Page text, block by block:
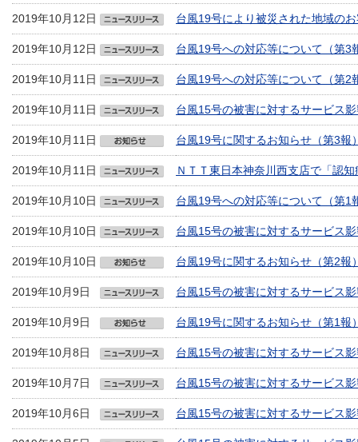
2019年10月12日 台風19号により被災された地域の
2019年10月12日 台風19号への対応等について（第3
2019年10月11日 台風19号への対応等について（第2
2019年10月11日 台風15号の被害に対するサービス
2019年10月11日 台風19号に関するお知らせ（第3報
2019年10月11日 ＮＴＴ東日本神奈川西支店で「認
2019年10月10日 台風19号への対応等について（第1
2019年10月10日 台風15号の被害に対するサービス
2019年10月10日 台風19号に関するお知らせ（第2報
2019年10月9日 台風15号の被害に対するサービス
2019年10月9日 台風19号に関するお知らせ（第1報
2019年10月8日 台風15号の被害に対するサービス
2019年10月7日 台風15号の被害に対するサービス
2019年10月6日 台風15号の被害に対するサービス